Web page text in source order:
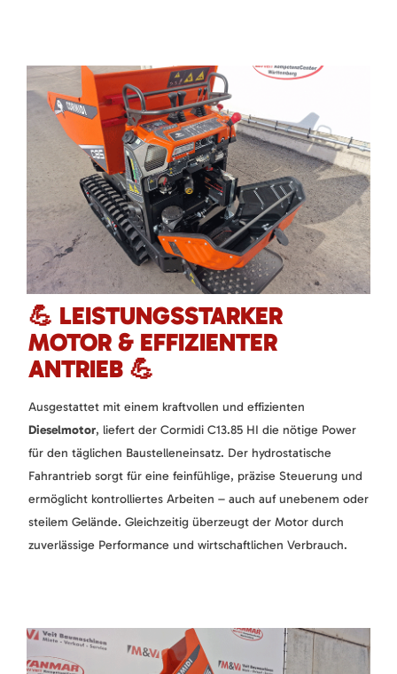
💪 LEISTUNGSSTARKER
MOTOR & EFFIZIENTER
ANTRIEB 💪
Ausgestattet mit einem kraftvollen und effizienten
Dieselmotor, liefert der Cormidi C13.85 HI die nötige Power
für den täglichen Baustelleneinsatz. Der hydrostatische
Fahrantrieb sorgt für eine feinfühlige, präzise Steuerung und
ermöglicht kontrolliertes Arbeiten – auch auf unebenem oder
steilem Gelände. Gleichzeitig überzeugt der Motor durch
zuverlässige Performance und wirtschaftlichen Verbrauch.